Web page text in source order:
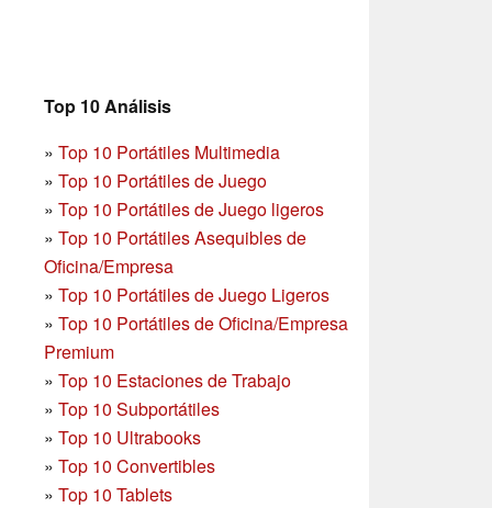
Top 10 Análisis
» Top 10 Portátiles Multimedia
» Top 10 Portátiles de Juego
» Top 10 Portátiles de Juego ligeros
» Top 10 Portátiles Asequibles de
Oficina/Empresa
» Top 10 Portátiles de Juego Ligeros
» Top 10 Portátiles de Oficina/Empresa
Premium
» Top 10 Estaciones de Trabajo
» Top 10 Subportátiles
» Top 10 Ultrabooks
» Top 10 Convertibles
» Top 10 Tablets